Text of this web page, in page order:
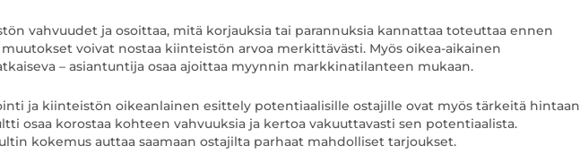
vahvuudet ja osoittaa, mitä korjauksia tai parannuksia kannattaa toteuttaa ennen
voivat nostaa kiinteistön arvoa merkittävästi. Myös oikea-aikainen
– asiantuntija osaa ajoittaa myynnin markkinatilanteen mukaan.
ja kiinteistön oikeanlainen esittely potentiaalisille ostajille ovat myös tärkeitä hintaan
osaa korostaa kohteen vahvuuksia ja kertoa vakuuttavasti sen potentiaalista.
kokemus auttaa saamaan ostajilta parhaat mahdolliset tarjoukset.